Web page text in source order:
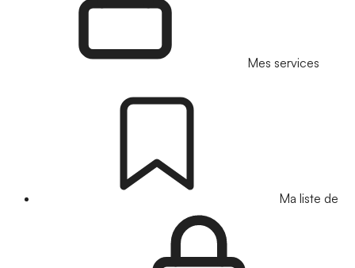
Mes services
Ma liste de